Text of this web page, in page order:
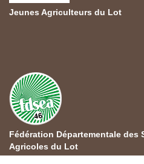
Jeunes Agriculteurs du Lot
Fédération Départementale
Agricoles du Lot